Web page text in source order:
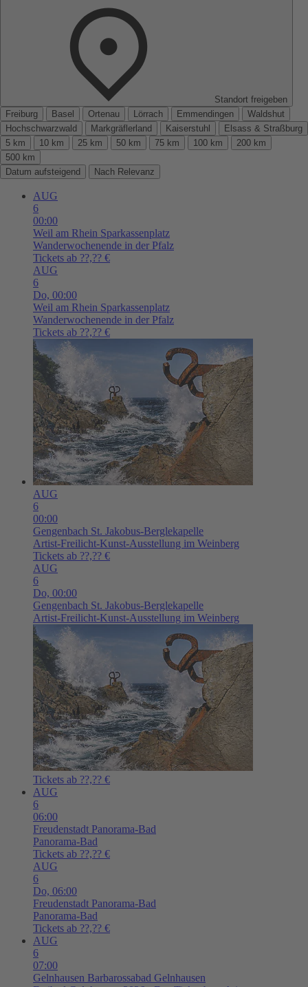
Standort freigeben
Freiburg
Basel Ortenau Lörrach Emmendingen
Waldshut
Hochschwarzwald
Markgräflerland Kaiserstuhl
Elsass & Straßburg
5 km
10 km 25 km 50 km 75 km 100 km
200 km
500 km
Datum aufsteigend
Nach Relevanz
AUG
6
00:00
Weil am Rhein Sparkassenplatz
Wanderwochenende in der Pfalz
Tickets ab ??,?? €
AUG
6
Do, 00:00
Weil am Rhein Sparkassenplatz
Wanderwochenende in der Pfalz
Tickets ab ??,?? €
AUG
6
00:00
Gengenbach St. Jakobus-Berglekapelle
Artist-Freilicht-Kunst-Ausstellung im Weinberg
Tickets ab ??,?? €
AUG
6
Do, 00:00
Gengenbach St. Jakobus-Berglekapelle
Artist-Freilicht-Kunst-Ausstellung im Weinberg
Tickets ab ??,?? €
AUG
6
06:00
Freudenstadt Panorama-Bad
Panorama-Bad
Tickets ab ??,?? €
AUG
6
Do, 06:00
Freudenstadt Panorama-Bad
Panorama-Bad
Tickets ab ??,?? €
AUG
6
07:00
Gelnhausen Barbarossabad Gelnhausen